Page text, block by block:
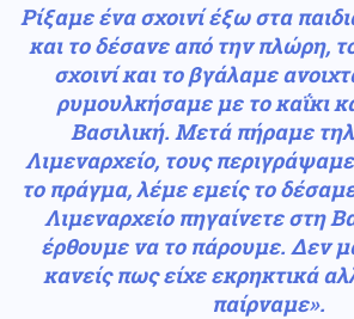
Ρίξαμε ένα σχοινί έξω στα
και το δέσανε από την πλώρη,
σχοινί και το βγάλαμε
ρυμουλκήσαμε με το καΐκι
Βασιλική. Μετά πήραμε
Λιμεναρχείο, τους
το πράγμα, λέμε εμείς το
Λιμεναρχείο πηγαίνετε στη
έρθουμε να το πάρουμε. Δεν
κανείς πως είχε εκρηκτικά
παίρναμε».